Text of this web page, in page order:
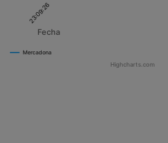
Fecha
23:09:26
Mercadona
Highcharts.com